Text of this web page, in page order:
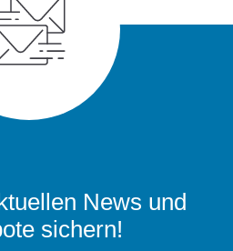
News und
sichern!